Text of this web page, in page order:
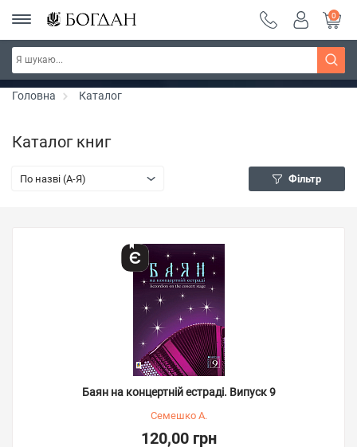
Серія "Чейзіана" ~ знижка 20%
0
Головна Каталог
Каталог книг
По назві (A-Я) Фільтр
Баян на концертній естраді. Випуск 9
Семешко А.
120,00 грн